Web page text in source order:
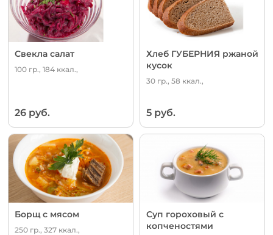
Свекла салат
100 гр., 184 ккал.,
26 руб.
Хлеб ГУБЕРНИЯ ржаной
кусок
30 гр., 58 ккал.,
5 руб.
Борщ с мясом
250 гр., 327 ккал.,
Суп гороховый с
копченостями